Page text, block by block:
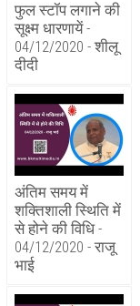
फुल स्टॉप लगाने की
सूक्ष्म धारणायें -
04/12/2020 - शीलू
दीदी
अंतिम समय में
शक्तिशाली स्थिति में
से होने की विधि -
04/12/2020 - राजू
भाई